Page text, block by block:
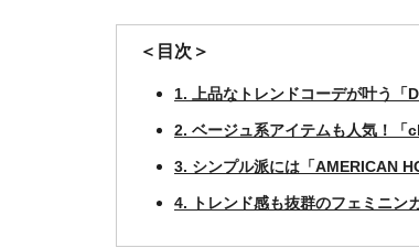
＜目次＞
1. 上品なトレンドコーデが叶う「
2. ベージュ系アイテムも人気！「
3. シンプル派には「AMERICAN
4. トレンド感も抜群のフェミニン